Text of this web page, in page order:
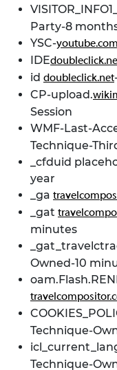
Party-8
YSC-youtube.com
IDE
id doubleclick.net
CP-upload.
Session
WMF-Last-
Technique-
_cfduid
year
_ga
_gat
minutes
Owned-10
Technique-
Technique-